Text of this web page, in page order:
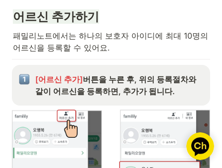
어르신 추가하기
패밀리노트에서는 하나의 보호자 아이디에 최대 10명의
어르신을 등록할 수 있어요.
[어르신 추가]버튼을 누른 후, 위의 등록절차와
같이 어르신을 등록하면, 추가가 됩니다.